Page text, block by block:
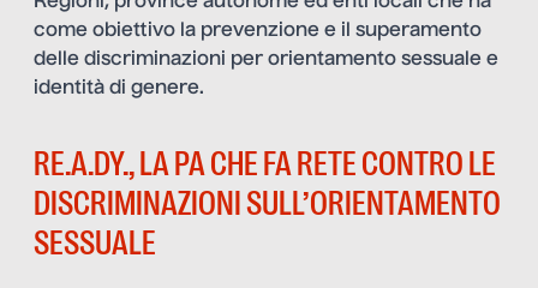
come obiettivo la prevenzione e il superamento
delle discriminazioni per orientamento sessuale e
identità di genere.
RE.A.DY., LA PA CHE FA RETE CONTRO LE
DISCRIMINAZIONI SULL’ORIENTAMENTO
SESSUALE